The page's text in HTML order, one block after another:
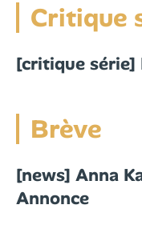
Critique
[critique série]
Brève
[news] Anna
Annonce